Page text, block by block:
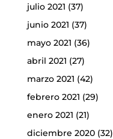
julio 2021 (37)
junio 2021 (37)
mayo 2021 (36)
abril 2021 (27)
marzo 2021 (42)
febrero 2021 (29)
enero 2021 (21)
diciembre 2020(32)